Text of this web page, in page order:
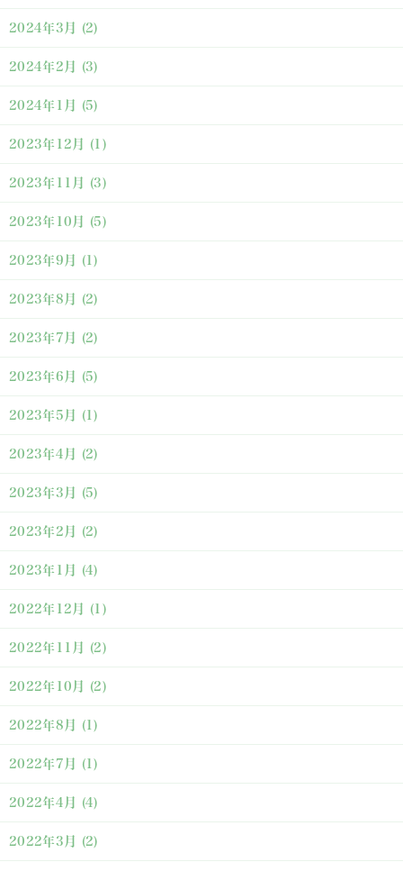
2024年3月 (2)
2024年2月 (3)
2024年1月 (5)
2023年12月 (1)
2023年11月 (3)
2023年10月 (5)
2023年9月 (1)
2023年8月 (2)
2023年7月 (2)
2023年6月 (5)
2023年5月 (1)
2023年4月 (2)
2023年3月 (5)
2023年2月 (2)
2023年1月 (4)
2022年12月 (1)
2022年11月 (2)
2022年10月 (2)
2022年8月 (1)
2022年7月 (1)
2022年4月 (4)
2022年3月 (2)